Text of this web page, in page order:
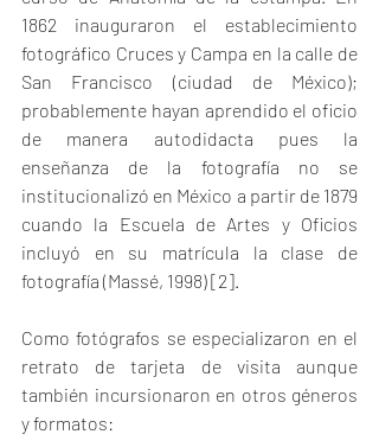
1862 inauguraron el establecimiento
fotográfico Cruces y Campa en la calle de
San Francisco (ciudad de México);
probablemente hayan aprendido el oficio
de manera autodidacta pues la
enseñanza de la fotografía no se
institucionalizó en México a partir de 1879
cuando la Escuela de Artes y Oficios
incluyó en su matrícula la clase de
fotografía (Massé, 1998) [2]
Como fotógrafos se especializaron en el
retrato de tarjeta de visita aunque
también incursionaron en otros géneros
y formatos: